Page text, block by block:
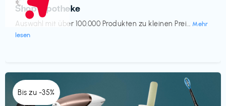
Shop Apotheke
Auswahl mit über 100.000 Produkten zu kleinen Prei... Mehr
lesen
Bis zu -35%